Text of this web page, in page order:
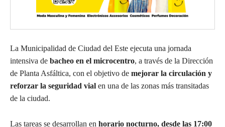
La Municipalidad de Ciudad del Este ejecuta una jornada
intensiva de bacheo en el microcentro, a través de la Dirección
de Planta Asfáltica, con el objetivo de mejorar la circulación y
reforzar la seguridad vial en una de las zonas más transitadas
de la ciudad.
Las tareas se desarrollan en horario nocturno, desde las 17:00